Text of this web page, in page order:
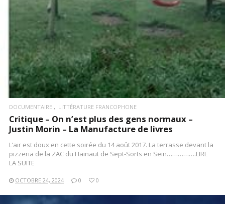
DOCUMENTAIRE LITTÉRATURE FRANCOPHONE
Critique – On n’est plus des gens normaux –
Justin Morin – La Manufacture de livres
L’air est doux en cette soirée du 14 août 2017. La terrasse devant la
pizzeria de la ZAC du Hainaut de Sept-Sorts en Sein…………….LIRE
LA SUITE
OCTOBRE 24, 2024 0 0